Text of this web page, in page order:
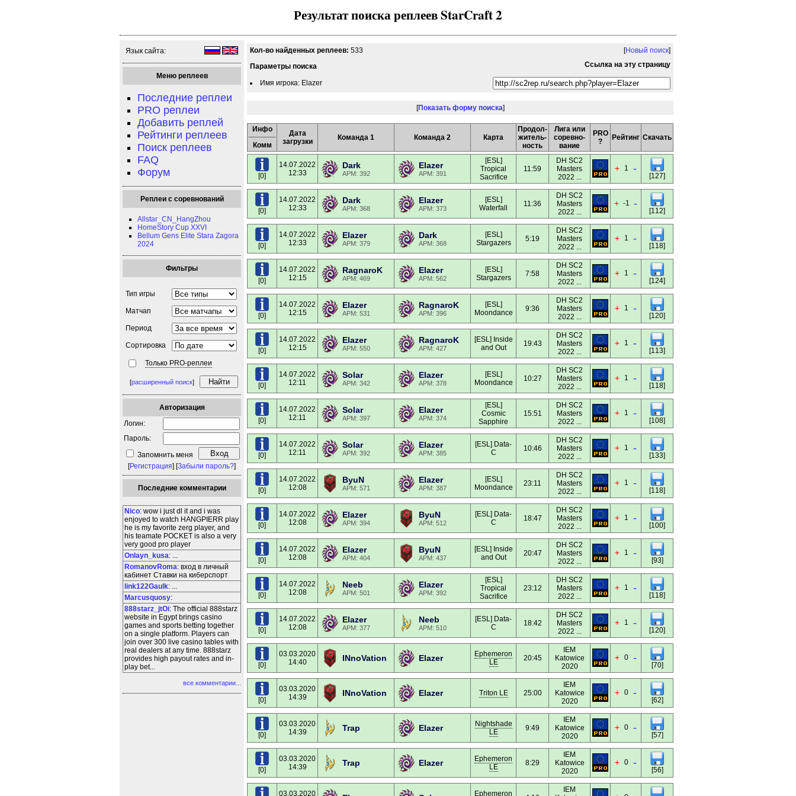
Результат поиска реплеев StarCraft 2
Язык сайта:
Меню реплеев
Последние реплеи
PRO реплеи
Добавить реплей
Рейтинги реплеев
Поиск реплеев
FAQ
Форум
Реплеи с соревнований
Allstar_CN_HangZhou
HomeStory Cup XXVI
Bellum Gens Elite Stara Zagora
2024
Фильтры
Тип игры
Матчап
Период
Сортировка
Только PRO-реплеи
[расширенный поиск]
Авторизация
Логин:
Пароль:
Запомнить меня
[Регистрация] [Забыли пароль?]
Последние комментарии
Nico: wow i just dl it and i was
enjoyed to watch HANGPIERR play
he is my favorite zerg player, and
his teamate POCKET is also a very
very good pro player
Onlayn_kusa: ...
RomanovRoma: вход в личный
кабинет Ставки на киберспорт
link122Gaulk: ...
Marcusquosy:
888starz_jtOi: The official 888starz
website in Egypt brings casino
games and sports betting together
on a single platform. Players can
join over 300 live casino tables with
real dealers at any time. 888starz
provides high payout rates and in-
play bet...
все комментарии...
Кол-во найденных реплеев: 533 [Новый поиск]
Параметры поиска
Имя игрока: Elazer
Ссылка на эту страницу
[Показать форму поиска]
Инфо
Комм
Дата
загрузки
Команда 1 Команда 2 Карта
Продол-
житель-
ность
Лига или
соревно-
вание
PRO
?
Рейтинг Скачать
[0]
14.07.2022
12:33
Dark
APM: 392
Elazer
APM: 391
[ESL]
Tropical
Sacrifice
11:59
DH SC2
Masters
2022 ...
+ 1 -
[127]
[0]
14.07.2022
12:33
Dark
APM: 368
Elazer
APM: 373
[ESL]
Waterfall
11:36
DH SC2
Masters
2022 ...
+ -1 -
[112]
[0]
14.07.2022
12:33
Elazer
APM: 379
Dark
APM: 368
[ESL]
Stargazers
5:19
DH SC2
Masters
2022 ...
+ 1 -
[118]
[0]
14.07.2022
12:15
RagnaroK
APM: 469
Elazer
APM: 562
[ESL]
Stargazers
7:58
DH SC2
Masters
2022 ...
+ 1 -
[124]
[0]
14.07.2022
12:15
Elazer
APM: 531
RagnaroK
APM: 396
[ESL]
Moondance
9:36
DH SC2
Masters
2022 ...
+ 1 -
[120]
[0]
14.07.2022
12:15
Elazer
APM: 550
RagnaroK
APM: 427
[ESL] Inside
and Out
19:43
DH SC2
Masters
2022 ...
+ 1 -
[113]
[0]
14.07.2022
12:11
Solar
APM: 342
Elazer
APM: 378
[ESL]
Moondance
10:27
DH SC2
Masters
2022 ...
+ 1 -
[118]
[0]
14.07.2022
12:11
Solar
APM: 397
Elazer
APM: 374
[ESL]
Cosmic
Sapphire
15:51
DH SC2
Masters
2022 ...
+ 1 -
[108]
[0]
14.07.2022
12:11
Solar
APM: 392
Elazer
APM: 385
[ESL] Data-
C
10:46
DH SC2
Masters
2022 ...
+ 1 -
[133]
[0]
14.07.2022
12:08
ByuN
APM: 571
Elazer
APM: 387
[ESL]
Moondance
23:11
DH SC2
Masters
2022 ...
+ 1 -
[118]
[0]
14.07.2022
12:08
Elazer
APM: 394
ByuN
APM: 512
[ESL] Data-
C
18:47
DH SC2
Masters
2022 ...
+ 1 -
[100]
[0]
14.07.2022
12:08
Elazer
APM: 404
ByuN
APM: 437
[ESL] Inside
and Out
20:47
DH SC2
Masters
2022 ...
+ 1 -
[93]
[0]
14.07.2022
12:08
Neeb
APM: 501
Elazer
APM: 392
[ESL]
Tropical
Sacrifice
23:12
DH SC2
Masters
2022 ...
+ 1 -
[118]
[0]
14.07.2022
12:08
Elazer
APM: 377
Neeb
APM: 510
[ESL] Data-
C
18:42
DH SC2
Masters
2022 ...
+ 1 -
[120]
[0]
03.03.2020
14:40
INnoVation Elazer
Ephemeron
LE
20:45
IEM
Katowice
2020
+ 0 -
[70]
[0]
03.03.2020
14:39
INnoVation Elazer Triton LE 25:00
IEM
Katowice
2020
+ 0 -
[62]
[0]
03.03.2020
14:39
Trap Elazer
Nightshade
LE
9:49
IEM
Katowice
2020
+ 0 -
[57]
[0]
03.03.2020
14:39
Trap Elazer
Ephemeron
LE
8:29
IEM
Katowice
2020
+ 0 -
[56]
03.03.2020 Ephemeron
IEM